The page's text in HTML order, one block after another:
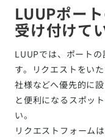
LUUPポー
受け付けて
LUUPでは、ポート
す。リクエストをい
社様などへ優先的に
と便利になるスポッ
い。
リクエストフォーム